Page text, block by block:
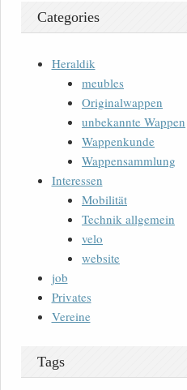
Categories
Heraldik
meubles
Originalwappen
unbekannte Wappen
Wappenkunde
Wappensammlung
Interessen
Mobilität
Technik allgemein
velo
website
job
Privates
Vereine
Tags